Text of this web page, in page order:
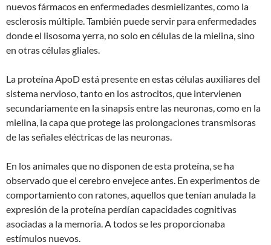
nuevos fármacos en enfermedades desmielizantes, como la
esclerosis múltiple. También puede servir para enfermedades
donde el lisosoma yerra, no solo en células de la mielina, sino
en otras células gliales.
La proteína ApoD está presente en estas células auxiliares del
sistema nervioso, tanto en los astrocitos, que intervienen
secundariamente en la sinapsis entre las neuronas, como en la
mielina, la capa que protege las prolongaciones transmisoras
de las señales eléctricas de las neuronas.
En los animales que no disponen de esta proteína, se ha
observado que el cerebro envejece antes. En experimentos de
comportamiento con ratones, aquellos que tenían anulada la
expresión de la proteína perdían capacidades cognitivas
asociadas a la memoria. A todos se les proporcionaba
estímulos nuevos.